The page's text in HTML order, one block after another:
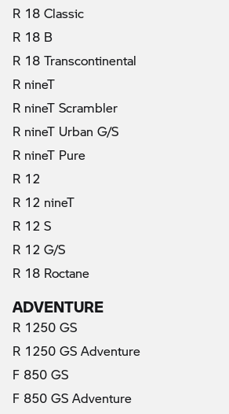
R 18 Classic
R 18 B
R 18 Transcontinental
R nineT
R nineT Scrambler
R nineT Urban G/S
R nineT Pure
R 12
R 12 nineT
R 12 S
R 12 G/S
R 18 Roctane
ADVENTURE
R 1250 GS
R 1250 GS Adventure
F 850 GS
F 850 GS Adventure